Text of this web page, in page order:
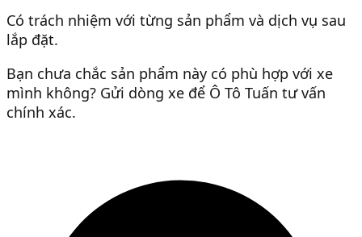
Có trách nhiệm với từng sản phẩm và dịch vụ sau
lắp đặt.
Bạn chưa chắc sản phẩm này có phù hợp với xe
mình không? Gửi dòng xe để Ô Tô Tuấn tư vấn
chính xác.